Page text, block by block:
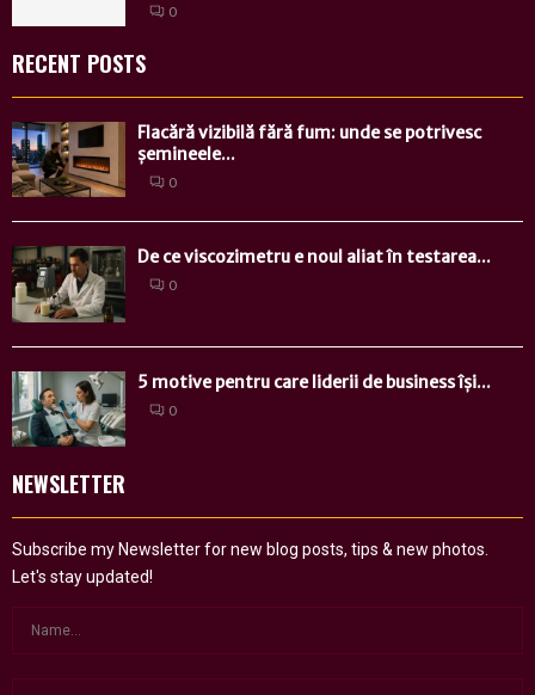
0
RECENT POSTS
Flacără vizibilă fără fum: unde se potrivesc
șemineele...
0
De ce viscozimetru e noul aliat în testarea...
0
5 motive pentru care liderii de business își...
0
NEWSLETTER
Subscribe my Newsletter for new blog posts, tips & new photos.
Let's stay updated!